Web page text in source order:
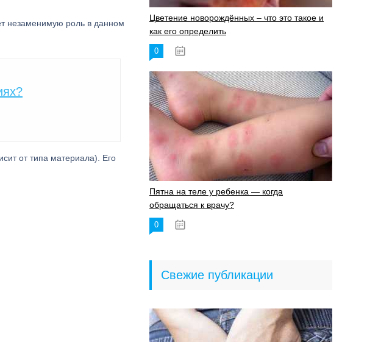
незаменимую роль в данном
от типа материала). Его
Цветение новорождённых – что это такое и
как его определить
0
Пятна на теле у ребенка — когда
обращаться к врачу?
0
Свежие публикации